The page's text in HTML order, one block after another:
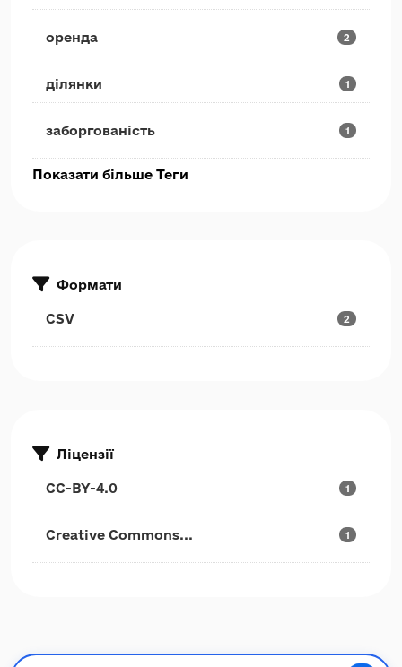
оренда 2
ділянки 1
заборгованість 1
Показати більше Теги
Формати
CSV 2
Ліцензії
CC-BY-4.0 1
Creative Commons... 1